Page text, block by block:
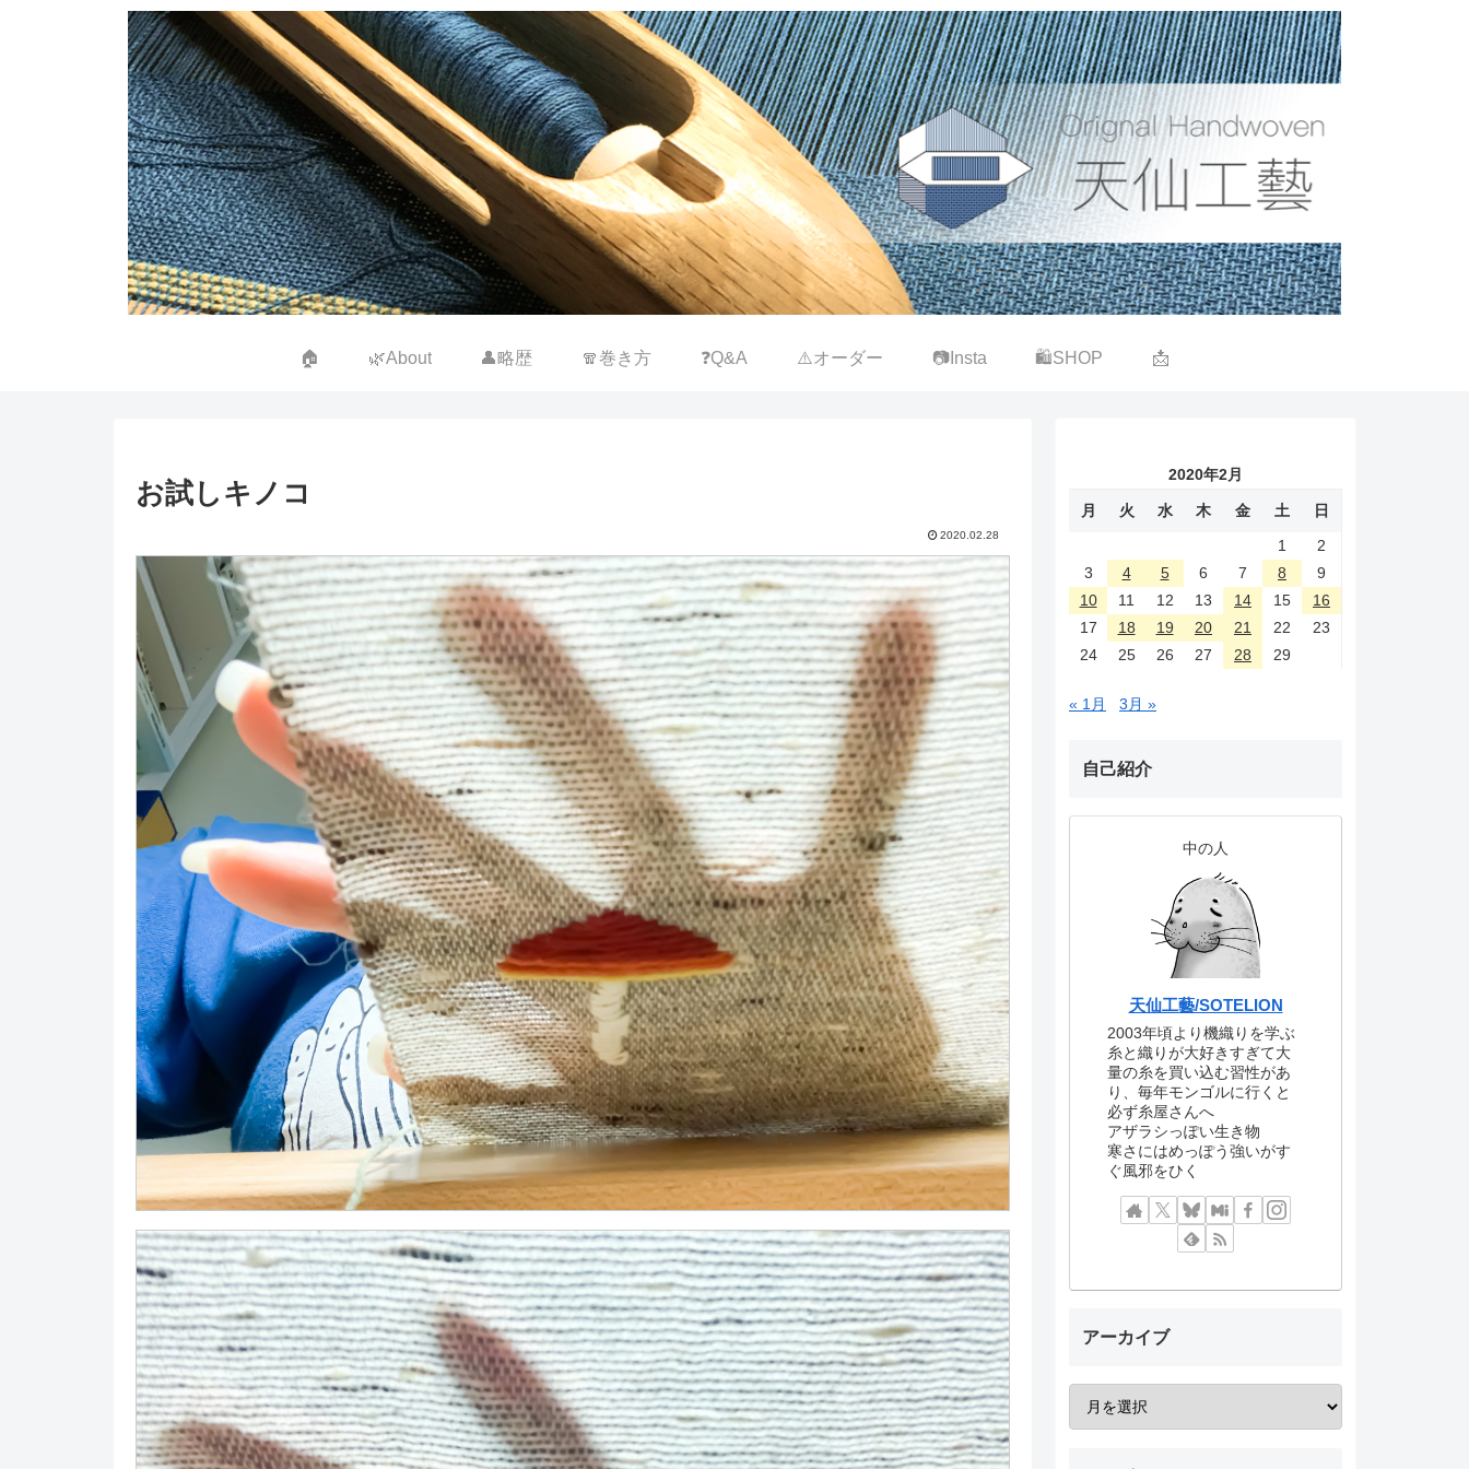
🏠 🌿About 👤略歴 🧣巻き方 ❓Q&A ⚠️オーダー 📷Insta 🛍SHOP 📩
お試しキノコ
2020.02.28
2020年2月
月 火 水 木 金 土
日
1
2
3
4 5 6 7 8
9
10
11 12 13 14 15
16
17
18 19 20 21 22
23
24
25 26 27 28 29
« 1月 3月 »
自己紹介
中の人
天仙工藝/SOTELION
2003年頃より機織りを学ぶ
糸と織りが大好きすぎて大
量の糸を買い込む習性があ
り、毎年モンゴルに行くと
必ず糸屋さんへ
アザラシっぽい生き物
寒さにはめっぽう強いがす
ぐ風邪をひく
アーカイブ